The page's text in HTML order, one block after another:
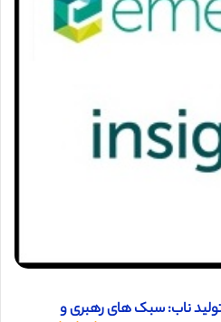
تولید ناب: سبک های رهبری و